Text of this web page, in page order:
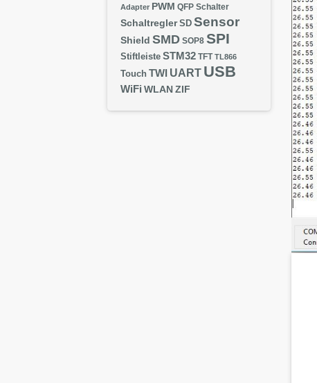
Adapter PWM QFP Schalter
Schaltregler SD Sensor
Shield SMD SOP8 SPI
Stiftleiste STM32 TFT TL866
Touch TWI UART USB
WiFi WLAN ZIF